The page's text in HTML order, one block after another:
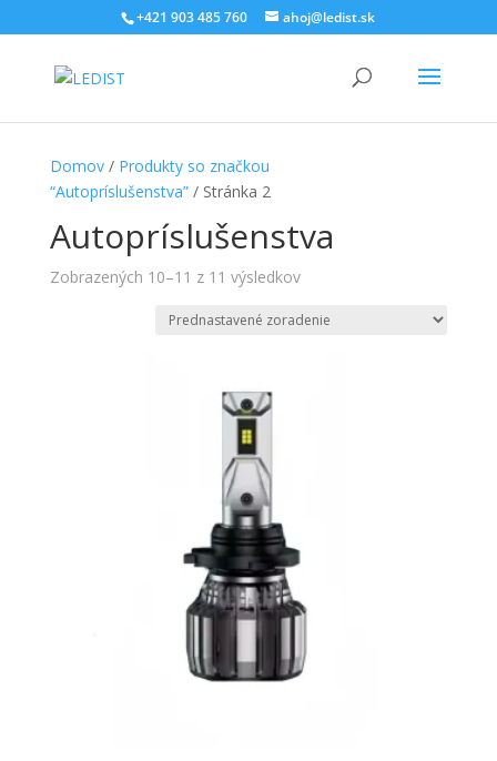
+421 903 485 760 ahoj@ledist.sk
Domov/ Produkty so značkou
“Autopríslušenstva”/ Stránka 2
Autopríslušenstva
Zobrazených 10–11 z 11 výsledkov